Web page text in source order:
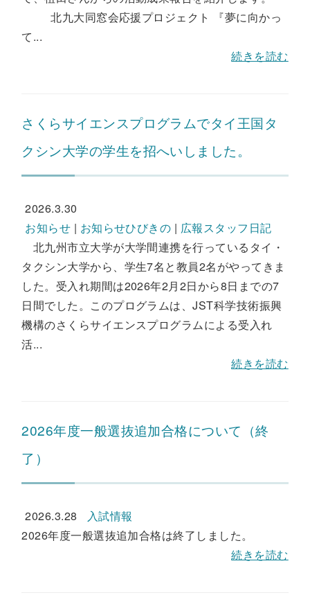
北九大同窓会応援プロジェクト 『夢に向かっ
て...
続きを読む
さくらサイエンスプログラムでタイ王国タ
クシン大学の学生を招へいしました。
2026.3.30
お知らせ | お知らせひびきの | 広報スタッフ日記
北九州市立大学が大学間連携を行っているタイ・
タクシン大学から、学生7名と教員2名がやってきま
した。受入れ期間は2026年2月2日から8日までの7
日間でした。このプログラムは、JST科学技術振興
機構のさくらサイエンスプログラムによる受入れ
活...
続きを読む
2026年度一般選抜追加合格について（終
了）
2026.3.28
入試情報
2026年度一般選抜追加合格は終了しました。
続きを読む